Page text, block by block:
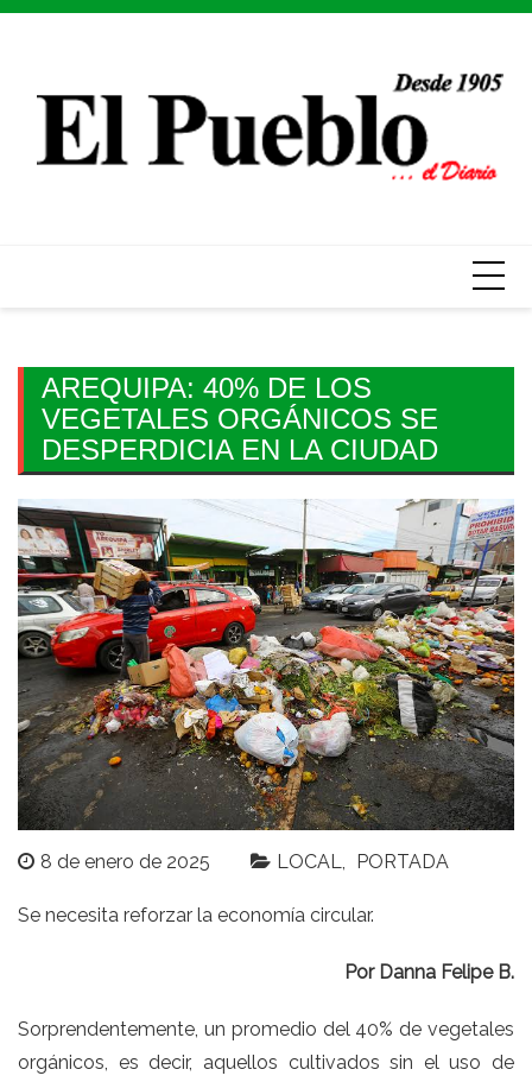
Skip
AREQUIPA: 40% DE LOS
VEGETALES ORGÁNICOS SE
DESPERDICIA EN LA CIUDAD
8 de enero de 2025 LOCAL PORTADA
Se necesita reforzar la economía circular.
Por Danna Felipe B.
Sorprendentemente, un promedio del 40% de vegetales
orgánicos, es decir, aquellos cultivados sin el uso de